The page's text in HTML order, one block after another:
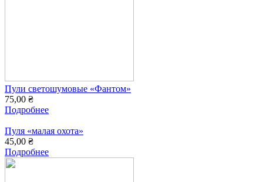
Пули светошумовые «Фантом»
75,00 ₴
Подробнее
Пуля «малая охота»
45,00 ₴
Подробнее